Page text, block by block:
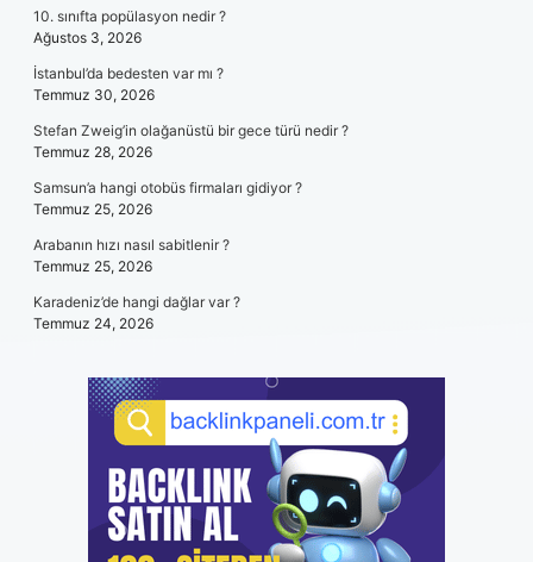
10. sınıfta popülasyon nedir ?
Ağustos 3, 2026
İstanbul’da bedesten var mı ?
Temmuz 30, 2026
Stefan Zweig’in olağanüstü bir gece türü nedir ?
Temmuz 28, 2026
Samsun’a hangi otobüs firmaları gidiyor ?
Temmuz 25, 2026
Arabanın hızı nasıl sabitlenir ?
Temmuz 25, 2026
Karadeniz’de hangi dağlar var ?
Temmuz 24, 2026